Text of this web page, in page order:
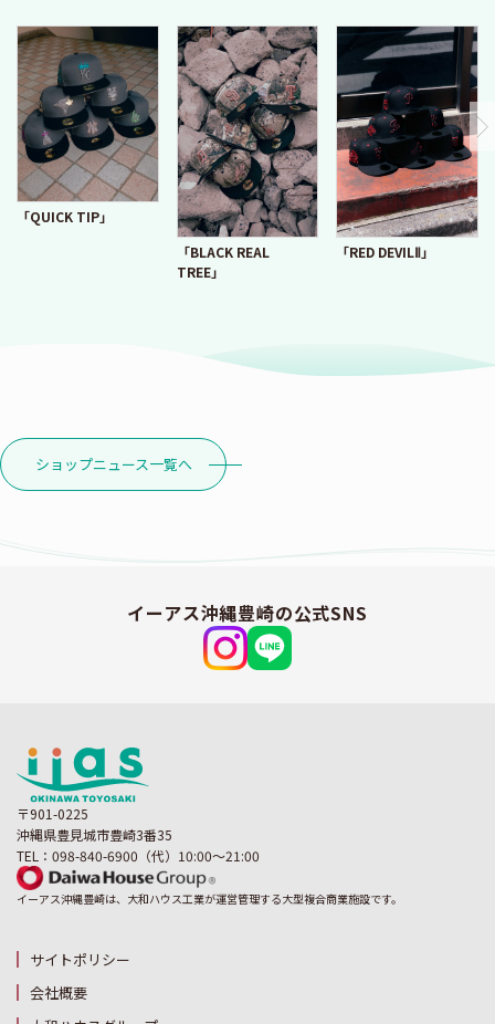
「QUICK TIP」
「BLACK REAL
TREE」
「RED DEVILⅡ」
ショップニュース一覧へ
イーアス沖縄豊崎の公式SNS
〒901-0225
沖縄県豊見城市豊崎3番35
TEL：098-840-6900（代）10:00～21:00
イーアス沖縄豊崎は、大和ハウス工業が運営管理する大型複合商業施設です。
サイトポリシー
会社概要